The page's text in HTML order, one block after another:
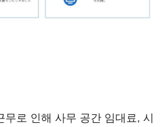
무로 인해 사무 공간 임대료, 시